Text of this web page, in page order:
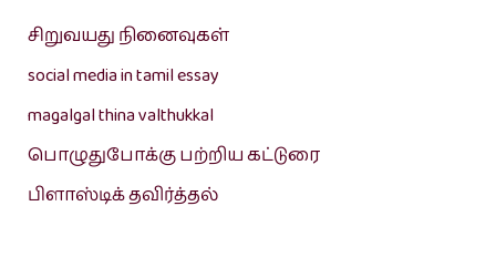
சிறுவயது நினைவுகள்
social media in tamil essay
magalgal thina valthukkal
பொழுதுபோக்கு பற்றிய கட்டுரை
பிளாஸ்டிக் தவிர்த்தல்